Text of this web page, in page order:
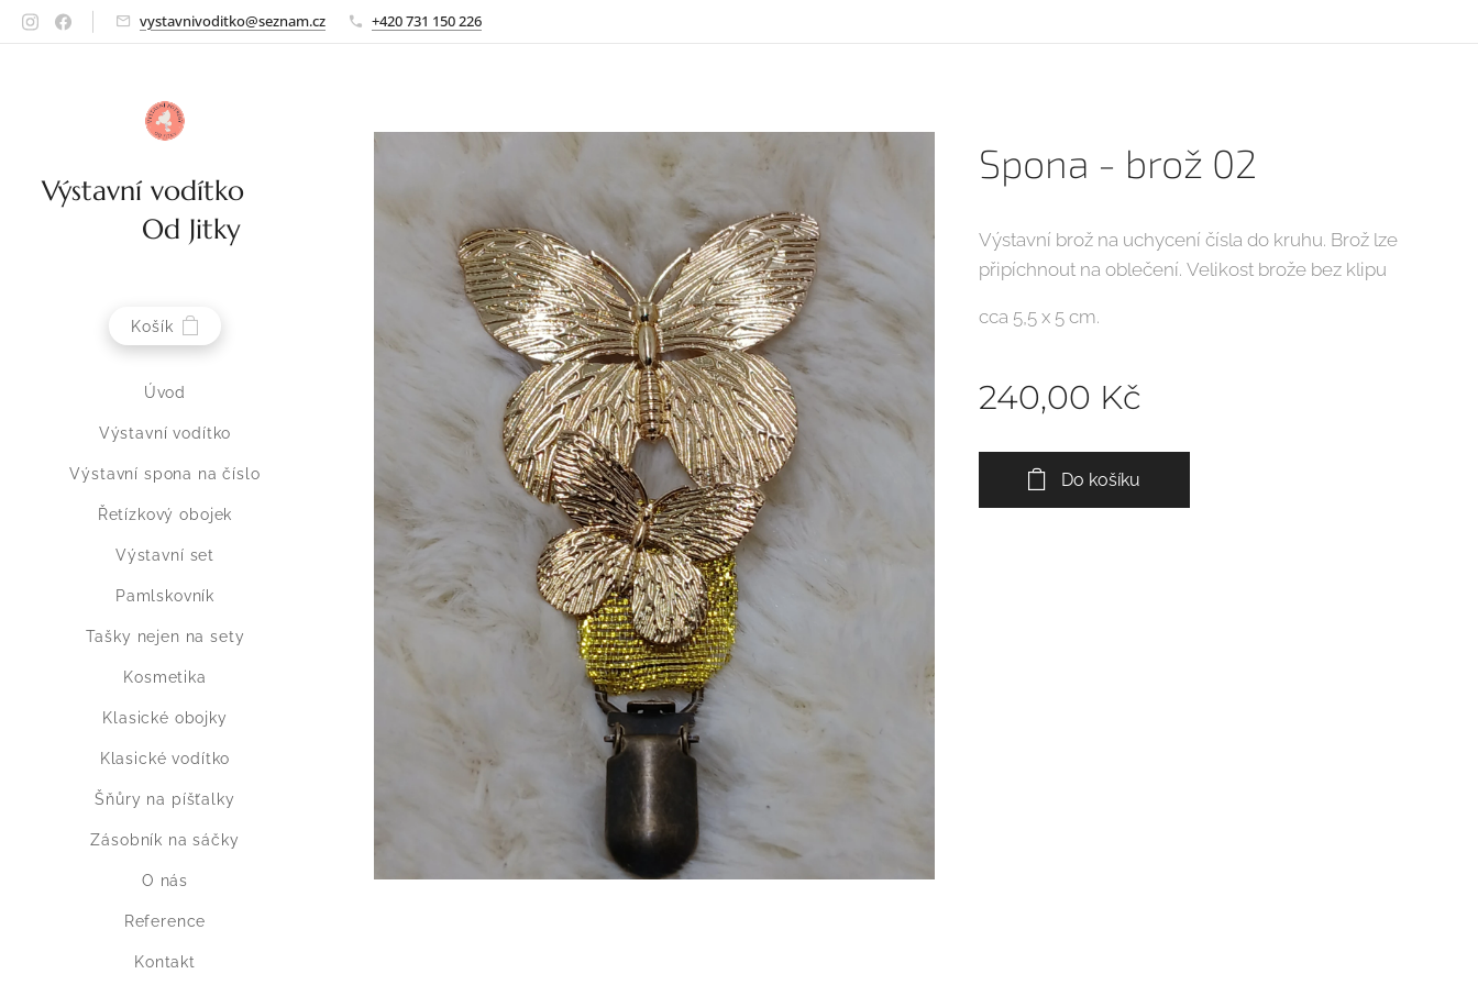
vystavnivoditko@seznam.cz +420 731 150 226
Výstavní vodítko
Od Jitky
Košík
Úvod
Výstavní vodítko
Výstavní spona na číslo
Řetízkový obojek
Výstavní set
Pamlskovník
Tašky nejen na sety
Kosmetika
Klasické obojky
Klasické vodítko
Šňůry na píšťalky
Zásobník na sáčky
O nás
Reference
Kontakt
Spona - brož 02
Výstavní brož na uchycení čísla do kruhu. Brož lze
připíchnout na oblečení. Velikost brože bez klipu
cca 5,5 x 5 cm.
240,00 Kč
Do košíku